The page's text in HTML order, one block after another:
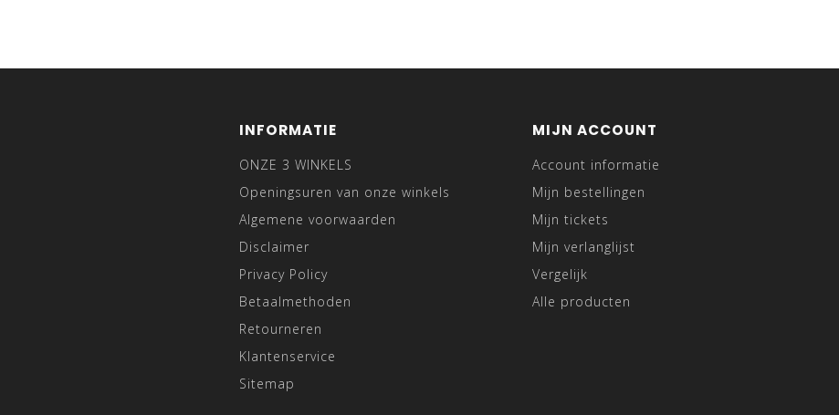
INFORMATIE
ONZE 3 WINKELS
Openingsuren van onze winkels
Algemene voorwaarden
Disclaimer
Privacy Policy
Betaalmethoden
Retourneren
Klantenservice
Sitemap
MIJN ACCOUNT
Account informatie
Mijn bestellingen
Mijn tickets
Mijn verlanglijst
Vergelijk
Alle producten